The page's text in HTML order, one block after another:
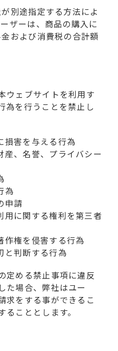
別途指定する方法によ
ザーは、商品の購入に
および消費税の合計額
ウェブサイトを利用す
為を行うことを禁止し
損害を与える行為
産、名誉、プライバシー
為
申請
用に関する権利を第三者
作権を侵害する行為
と判断する行為
定める禁止事項に違反
た場合、弊社はユー
求をする事ができるこ
こととします。